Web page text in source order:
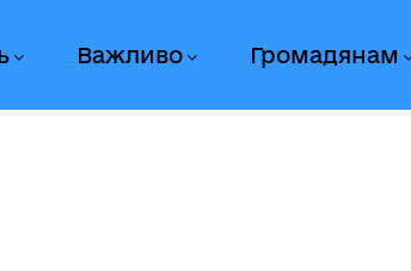
Важливо Громадянам